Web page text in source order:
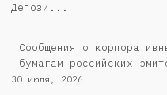
Депози...
Cообщения о
бумагам российских
30 июля, 2026